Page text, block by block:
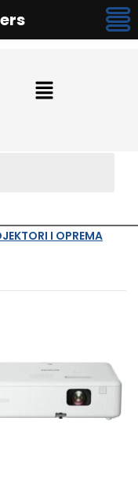
I OPREMA